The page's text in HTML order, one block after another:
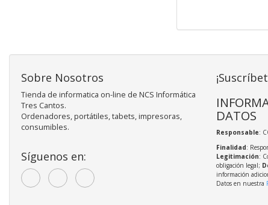
Sobre Nosotros
Tienda de informatica on-line de NCS Informática
Tres Cantos.
Ordenadores, portátiles, tabets, impresoras,
consumibles.
Síguenos en:
DATOS
Responsable:
Finalidad:
Legitimación:
obligación legal;
información
Datos en nuestra